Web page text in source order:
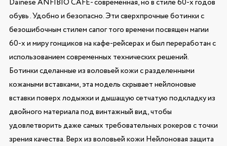
Dainese ANFIBIO CAFE- современная, но в стиле 60-х годов
обувь . Удобно и безопасно. Эти сверхпрочные ботинки с
безошибочным стилем сапог того времени посвящен магии
60-х и миру гонщиков на кафе-рейсерах и был переработан с
использованием современных технических решений.
Ботинки сделанные из воловьей кожи с разделенными
кожаными вставками, эта модель скрывает нейлоновые
вставки поверх лодыжки и дышащую сетчатую подкладку из
двойного материала под винтажный вид, чтобы
удовлетворить даже самых требовательных рокеров с точки
зрения качества. Верх из воловьей кожи Нейлоновая защита